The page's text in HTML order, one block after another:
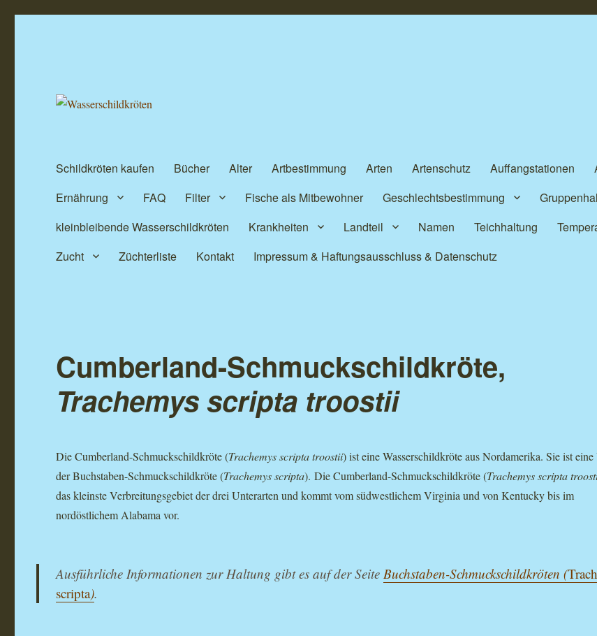
Schildkröten kaufen Bücher Alter Artbestimmung Arten Artenschutz Auffangstationen
Ernährung
FAQ Filter Fische als Mitbewohner Geschlechtsbestimmung
kleinbleibende Wasserschildkröten
Krankheiten Landteil Namen Teichhaltung
Zucht
Züchterliste Kontakt Impressum & Haftungsausschluss & Datenschutz
Cumberland-Schmuckschildkröte,
Trachemys scripta troostii
Die Cumberland-Schmuckschildkröte (Trachemys scripta troostii) ist eine Wasserschildkröte aus Nordamerika. Sie ist
der Buchstaben-Schmuckschildkröte (Trachemys scripta). Die Cumberland-Schmuckschildkröte (Trachemys scripta
das kleinste Verbreitungsgebiet der drei Unterarten und kommt vom südwestlichem Virginia und von Kentucky bis im
nordöstlichem Alabama vor.
Ausführliche Informationen zur Haltung gibt es auf der SeiteBuchstaben-Schmuckschildkröten (
scripta).